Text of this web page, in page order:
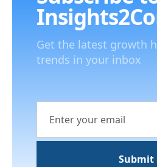
Get the latest growth
trends in your inbox